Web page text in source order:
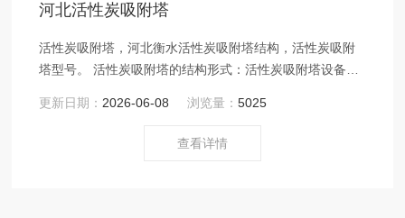
河北活性炭吸附塔
活性炭吸附塔，河北衡水活性炭吸附塔结构，活性炭吸附
塔型号。 活性炭吸附塔的结构形式：活性炭吸附塔设备分
更新日期： 2026-06-08 浏览量：5025
查看详情